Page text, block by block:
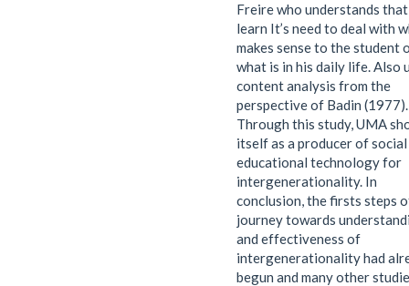
Freire who understands
learn It’s need to deal with
makes sense to the student
what is in his daily life. Also
content analysis from the
perspective of Badin (1977).
Through this study, UMA
itself as a producer of social
educational technology for
intergenerationality. In
conclusion, the firsts steps
journey towards
and effectiveness of
intergenerationality had
begun and many other